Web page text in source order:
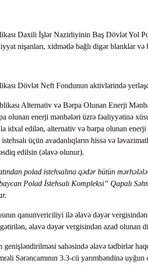
Daxili İşlər Nazirliyinin Baş Dövlət Yol
nişanları, xidmətlə bağlı digər blanklar və
Dövlət Neft Fondunun aktivlərində
Alternativ və Bərpa Olunan Enerji
olunan enerji mənbələri üzrə fəaliyyətinə
idxal edilən, alternativ və bərpa olunan
üçün avadanlıqların hissə və
edilsin (əlavə olunur).
polad istehsalına qədər bütün
Polad İstehsalı Kompleksi” Qapalı
qanunvericiliyi ilə əlavə dəyər
əlavə dəyər vergisindən azad olunan
sahəsində əlavə tədbirlər
Sərəncamının 3.3-cü yarımbəndinə